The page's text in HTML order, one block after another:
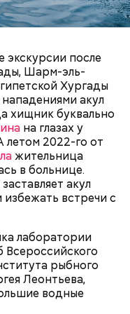
экскурсии после
Шарм-эль-
Хургады
акул
хищник буквально
на глазах у
2022-го от
жительница
в больнице.
акул
встречи с
лаборатории
рыбного
Леонтьева,
водные
когда
с надувными
средств
рыб, — сказал
РЫБА
отметил, что еще
даже мечтать
вполне
нужно
эти оценки
кому-то выгодны,
непростая
оружия, оружия
экологии и
остро.